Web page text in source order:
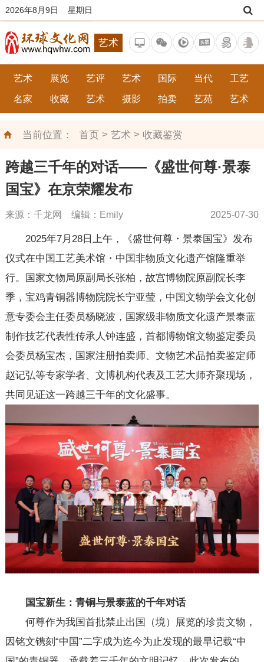
2026年8月9日 星期日
艺术
艺术 展览 艺评 艺术 国际 当代 工艺
名家 收藏 艺术 摄影 拍卖 艺苑 艺术
当前位置： 首页> 艺术> 收藏鉴赏
跨越三千年的对话——《盛世何尊·景泰
国宝》在京荣耀发布
来源：千龙网 编辑：Emily 2025-07-30
2025年7月28日上午，《盛世何尊・景泰国宝》发布
仪式在中国工艺美术馆・中国非物质文化遗产馆隆重举
行。国家文物局原副局长张柏，故宫博物院原副院长李
季，宝鸡青铜器博物院院长宁亚莹，中国文物学会文化创
意专委会主任委员杨晓波，国家级非物质文化遗产景泰蓝
制作技艺代表性传承人钟连盛，首都博物馆文物鉴定委员
会委员杨宝杰，国家注册拍卖师、文物艺术品拍卖鉴定师
赵记弘等专家学者、文博机构代表及工艺大师齐聚现场，
共同见证这一跨越三千年的文化盛事。
国宝新生：青铜与景泰蓝的千年对话
何尊作为我国首批禁止出国（境）展览的珍贵文物，
因铭文镌刻“中国”二字成为迄今为止发现的最早记载“中